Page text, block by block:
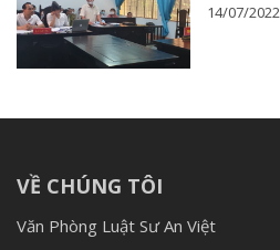
14/07/2022
VỀ CHÚNG TÔI
Văn Phòng Luật Sư An Việt